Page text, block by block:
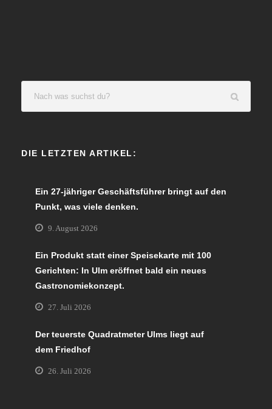
DIE LETZTEN ARTIKEL:
Ein 27-jähriger Geschäftsführer bringt auf den
Punkt, was viele denken.
9. August 2026
Ein Produkt statt einer Speisekarte mit 100
Gerichten: In Ulm eröffnet bald ein neues
Gastronomiekonzept.
27. Juli 2026
Der teuerste Quadratmeter Ulms liegt auf
dem Friedhof
26. Juli 2026